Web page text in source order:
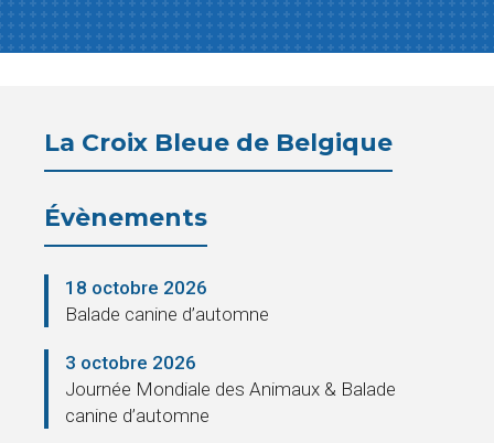
La Croix Bleue de Belgique
Évènements
18 octobre 2026
Balade canine d’automne
3 octobre 2026
Journée Mondiale des Animaux & Balade
canine d’automne